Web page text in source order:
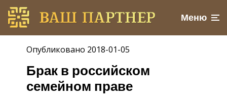
Меню
Опубликовано 2018-01-05
Брак в российском
семейном праве